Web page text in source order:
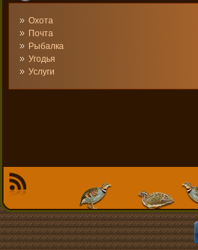
Охота
Почта
Рыбалка
Угодья
Услуги